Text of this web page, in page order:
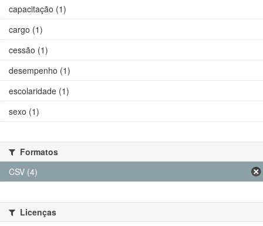
capacitação (1)
cargo (1)
cessão (1)
desempenho (1)
escolaridade (1)
sexo (1)
Formatos
CSV (4)
Licenças